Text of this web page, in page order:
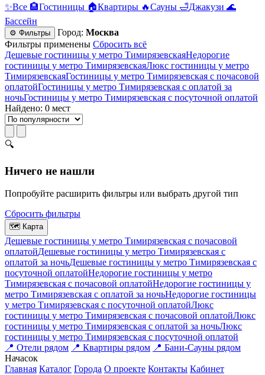
✨Все 🏨Гостиницы 🏠Квартиры 🔥Сауны 🛁Джакузи 🌊
Бассейн
⚙ Фильтры Город: Москва
Фильтры применены Сбросить всё
Дешевые гостиницы у метро ТимирязевскаяНедорогие
гостиницы у метро ТимирязевскаяЛюкс гостиницы у метро
ТимирязевскаяГостиницы у метро Тимирязевская c почасовой
оплатойГостиницы у метро Тимирязевская с оплатой за
ночьГостиницы у метро Тимирязевская c посуточной оплатой
Найдено: 0 мест
🔍
Ничего не нашли
Попробуйте расширить фильтры или выбрать другой тип
Сбросить фильтры
🗺 Карта
Дешевые гостиницы у метро Тимирязевская c почасовой
оплатойДешевые гостиницы у метро Тимирязевская с
оплатой за ночьДешевые гостиницы у метро Тимирязевская c
посуточной оплатойНедорогие гостиницы у метро
Тимирязевская c почасовой оплатойНедорогие гостиницы у
метро Тимирязевская с оплатой за ночьНедорогие гостиницы
у метро Тимирязевская c посуточной оплатойЛюкс
гостиницы у метро Тимирязевская c почасовой оплатойЛюкс
гостиницы у метро Тимирязевская с оплатой за ночьЛюкс
гостиницы у метро Тимирязевская c посуточной оплатой
📍 Отели рядом 📍 Квартиры рядом 📍 Бани-Сауны рядом
Начасок
Главная Каталог Города О проекте Контакты Кабинет